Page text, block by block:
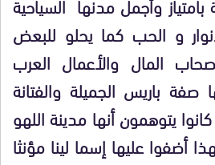
و الحب كما يحلو للبعض
المال والأعمال العرب
صفة باريس الجميلة والفتانة
يتوهمون أنها مدينة اللهو
أضفوا عليها إسما لينا مؤنثا